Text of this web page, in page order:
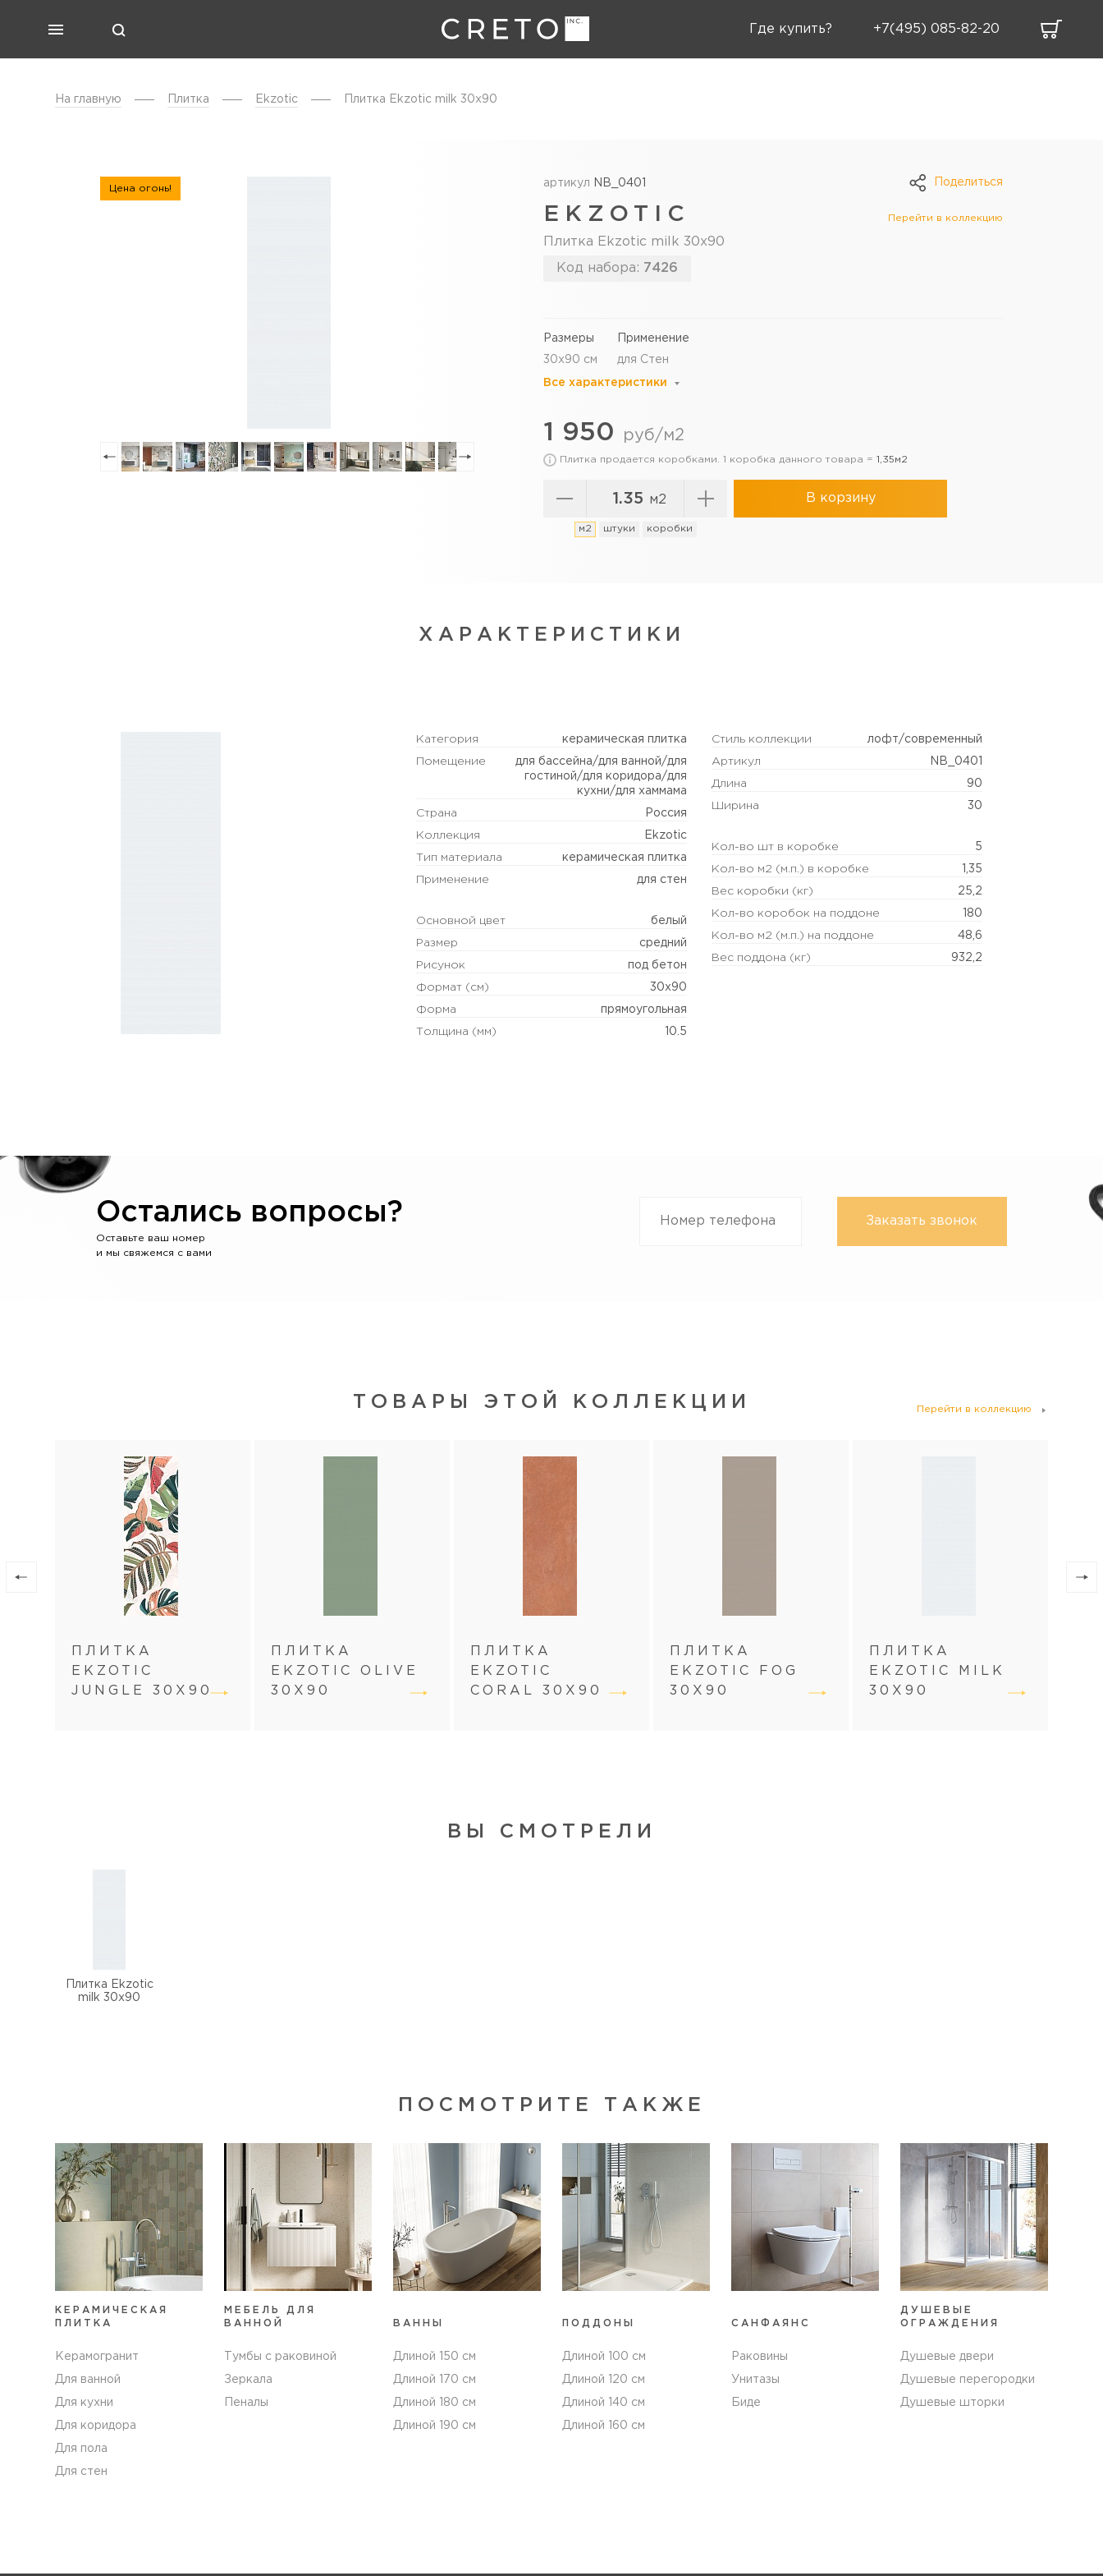
Где купить? +7(495) 085-82-20
На главную Плитка Ekzotic Плитка Ekzotic milk 30х90
Цена огонь!
Поделиться
артикул NB_0401
EKZOTIC Перейти в коллекцию
Плитка Ekzotic milk 30х90
Код набора: 7426
Размеры
30х90 см
Применение
для Стен
Все характеристики
1 950 руб/м2
Плитка продается коробками. 1 коробка данного товара = 1,35м2
м2
м2 штуки коробки
В корзину
ХАРАКТЕРИСТИКИ
Категория керамическая плитка
Помещение
для бассейна/для ванной/для
гостиной/для коридора/для
кухни/для хаммама
Страна Россия
Коллекция Ekzotic
Тип материала керамическая плитка
Применение для стен
Основной цвет белый
Размер средний
Рисунок под бетон
Формат (см) 30х90
Форма прямоугольная
Толщина (мм) 10.5
Стиль коллекции лофт/современный
Артикул NB_0401
Длина 90
Ширина 30
Кол-во шт в коробке 5
Кол-во м2 (м.п.) в коробке 1,35
Вес коробки (кг) 25,2
Кол-во коробок на поддоне 180
Кол-во м2 (м.п.) на поддоне 48,6
Вес поддона (кг) 932,2
Остались вопросы?
Оставьте ваш номер
и мы свяжемся с вами
ТОВАРЫ ЭТОЙ КОЛЛЕКЦИИ Перейти в коллекцию
ПЛИТКА
EKZOTIC
JUNGLE 30Х90
ПЛИТКА
EKZOTIC OLIVE
30Х90
ПЛИТКА
EKZOTIC
CORAL 30Х90
ПЛИТКА
EKZOTIC FOG
30Х90
ПЛИТКА
EKZOTIC MILK
30Х90
ВЫ СМОТРЕЛИ
Плитка Ekzotic
milk 30х90
ПОСМОТРИТЕ ТАКЖЕ
КЕРАМИЧЕСКАЯ
ПЛИТКА
Керамогранит
Для ванной
Для кухни
Для коридора
Для пола
Для стен
МЕБЕЛЬ ДЛЯ
ВАННОЙ
Тумбы с раковиной
Зеркала
Пеналы
ВАННЫ
Длиной 150 см
Длиной 170 см
Длиной 180 см
Длиной 190 см
ПОДДОНЫ
Длиной 100 см
Длиной 120 см
Длиной 140 см
Длиной 160 см
САНФАЯНС
Раковины
Унитазы
Биде
ДУШЕВЫЕ
ОГРАЖДЕНИЯ
Душевые двери
Душевые перегородки
Душевые шторки